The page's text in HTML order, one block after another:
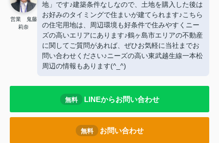
営業 鬼藤
莉奈
地」です♪建築条件なしなので、土地を購入した後は
お好みのタイミングで住まいが建てられます♪こちら
の住宅用地は、周辺環境も好条件で住みやすくニー
ズの高いエリアにあります♪鶴ヶ島市エリアの不動産
に関してご質問があれば、ぜひお気軽に当社までお
問い合わせください♪ニーズの高い東武越生線一本松
周辺の情報もあります(^_^)
無料 LINEからお問い合わせ
無料 お問い合わせ